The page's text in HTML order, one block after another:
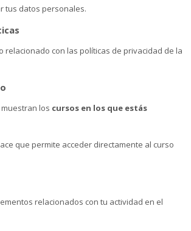
tus datos personales.
relacionado con las políticas de privacidad de la
los cursos en los que estás
que permite acceder directamente al curso
relacionados con tu actividad en el